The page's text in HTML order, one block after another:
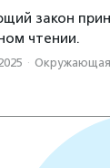
закон
чтении.
· Окружающая